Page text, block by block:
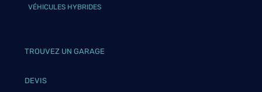
VÉHICULES HYBRIDES
TROUVEZ UN GARAGE
DEVIS